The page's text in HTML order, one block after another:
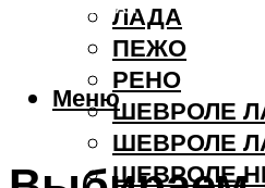
ЛАДА
ПЕЖО
РЕНО
ШЕВРОЛЕ
ШЕВРОЛЕ
ШЕВРОЛЕ
Меню